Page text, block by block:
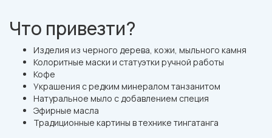
Что привезти?
Изделия из черного дерева, кожи, мыльного камня
Колоритные маски и статуэтки ручной работы
Кофе
Украшения с редким минералом танзанитом
Натуральное мыло с добавлением специя
Эфирные масла
Традиционные картины в технике тингатанга